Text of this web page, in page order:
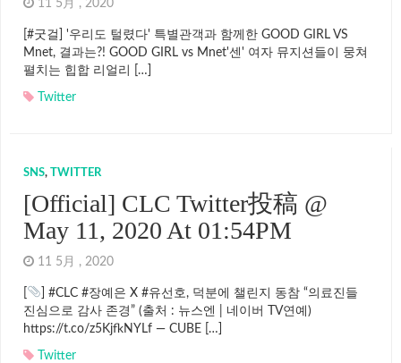
11 5月 , 2020
[#굿걸] '우리도 털렸다' 특별관객과 함께한 GOOD GIRL VS
Mnet, 결과는?! GOOD GIRL vs Mnet'센' 여자 뮤지션들이 뭉쳐
펼치는 힙합 리얼리 […]
Twitter
SNS, TWITTER
[Official] CLC Twitter投稿 @
May 11, 2020 At 01:54PM
11 5月 , 2020
] #CLC #장예은 X #유선호, 덕분에 챌린지 동참 “의료진들
진심으로 감사 존경” (출처 : 뉴스엔 | 네이버 TV연예)
https://t.co/z5KjfkNYLf — CUBE […]
Twitter